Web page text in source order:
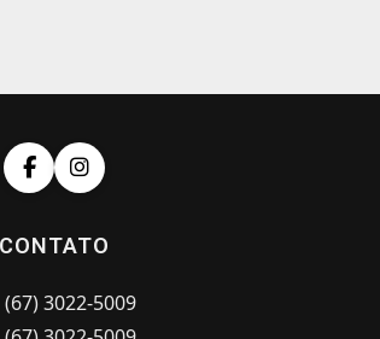
CONTATO
(67) 3022-5009